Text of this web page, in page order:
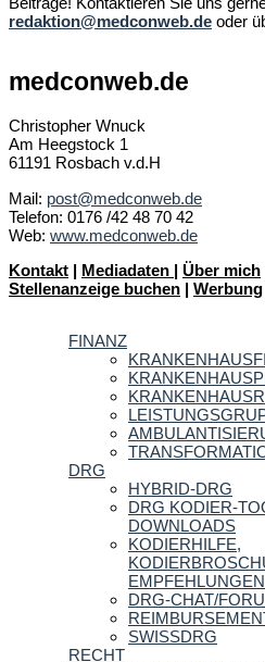
redaktion@medconweb.de oder
medconweb.de
Christopher Wnuck
Am Heegstock 1
61191 Rosbach v.d.H
Mail: post@medconweb.de
Telefon: 0176 /42 48 70 42
Web: www.medconweb.de
Kontakt | Mediadaten | Über mich
Stellenanzeige buchen | Werbung
FINANZ
DRG
HYBRID-DRG
DRG KODIER-
DOWNLOADS
KODIERHILFE,
EMPFEHLUNGEN
DRG-CHAT/
SWISSDRG
RECHT